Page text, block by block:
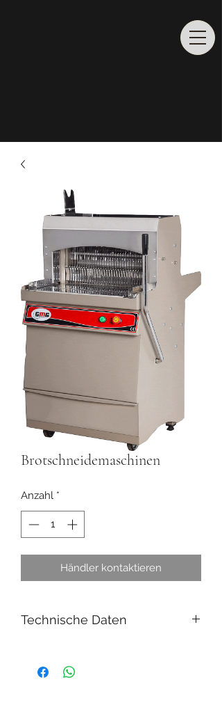
Brotschneidemaschinen
Anzahl *
Händler kontaktieren
Technische Daten
500 brot / std
Maße